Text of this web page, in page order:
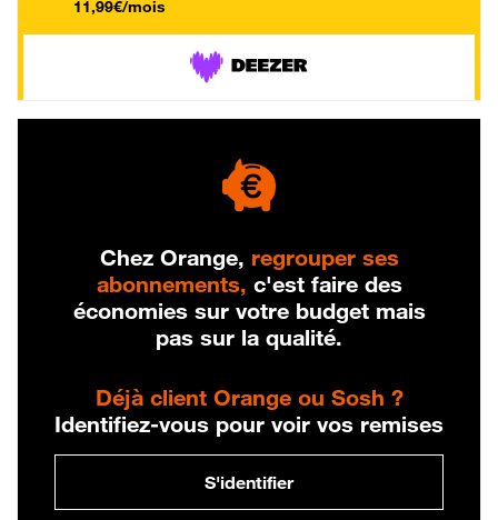
11,99€/mois
Chez Orange, regrouper ses
abonnements, c'est faire des
économies sur votre budget mais
pas sur la qualité.
Déjà client Orange ou Sosh ?
Identifiez-vous pour voir vos remises
S'identifier